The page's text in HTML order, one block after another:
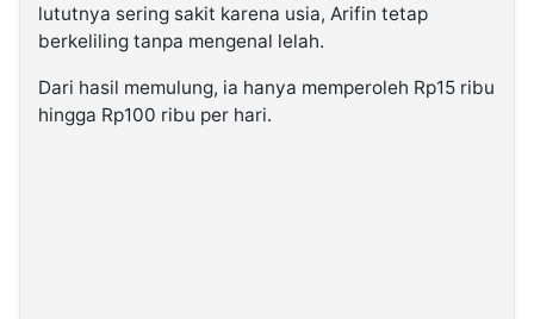
lututnya sering sakit karena usia, Arifin tetap
berkeliling tanpa mengenal lelah.
Dari hasil memulung, ia hanya memperoleh Rp15 ribu
hingga Rp100 ribu per hari.